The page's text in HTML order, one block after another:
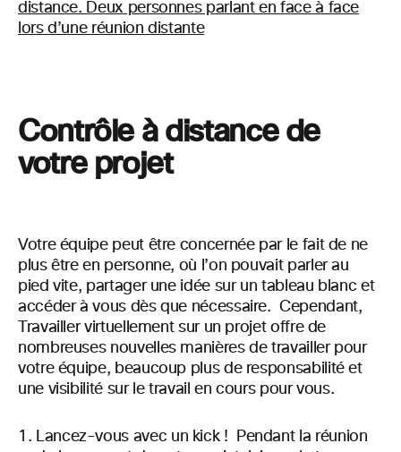
Contrôle à distance de
votre projet
Votre équipe peut être concernée par le fait de ne
plus être en personne, où l’on pouvait parler au
pied vite, partager une idée sur un tableau blanc et
accéder à vous dès que nécessaire. Cependant,
Travailler virtuellement sur un projet offre de
nombreuses nouvelles manières de travailler pour
votre équipe, beaucoup plus de responsabilité et
une visibilité sur le travail encours pour vous.
Lancez-vous avec un kick ! Pendant la réunion